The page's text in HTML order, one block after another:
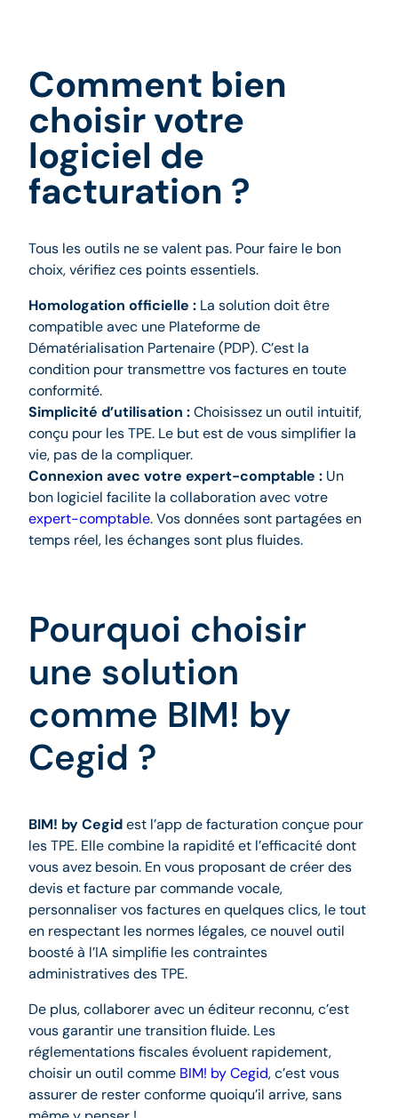
Comment bien
choisir votre
logiciel de
facturation ?
Tous les outils ne se valent pas. Pour faire le bon
choix, vérifiez ces points essentiels.
Homologation officielle : La solution doit être
compatible avec une Plateforme de
Dématérialisation Partenaire (PDP). C’est la
condition pour transmettre vos factures en toute
conformité.
Simplicité d’utilisation :Choisissez un outil intuitif,
conçu pour les TPE. Le but est de vous simplifier la
vie, pas de la compliquer.
Connexion avec votre expert-comptable : Un
bon logiciel facilite la collaboration avec votre
expert-comptable. Vos données sont partagées en
temps réel, les échanges sont plus fluides.
Pourquoi choisir
une solution
comme BIM! by
Cegid ?
BIM! by Cegidest l’app de facturation conçue pour
les TPE. Elle combine la rapidité et l’efficacité dont
vous avez besoin. En vous proposant de créer des
devis et facture par commande vocale,
personnaliser vos factures en quelques clics, le tout
en respectant les normes légales, ce nouvel outil
boosté à l’IA simplifie les contraintes
administratives des TPE.
De plus, collaborer avec un éditeur reconnu, c’est
vous garantir une transition fluide. Les
réglementations fiscales évoluent rapidement,
choisir un outil comme BIM! by Cegid, c’est vous
assurer de rester conforme quoiqu’il arrive, sans